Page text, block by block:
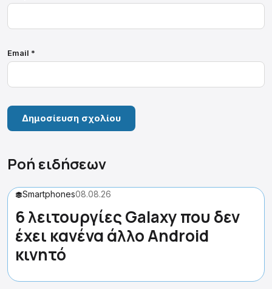
Email *
Ροή ειδήσεων
Smartphones08.08.26
6 λειτουργίες Galaxy που δεν
έχει κανένα άλλο Android
κινητό